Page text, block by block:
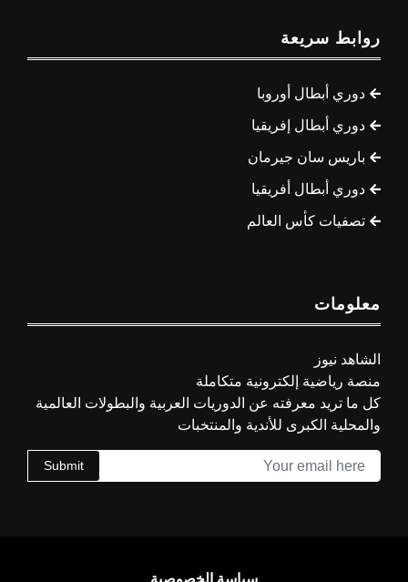
روابط سريعة
دوري أبطال أوروبا
دوري أبطال إفريقيا
باريس سان جيرمان
دوري أبطال أفريقيا
تصفيات كأس العالم
معلومات
الشاهد نيوز
منصة رياضية إلكترونية متكاملة
كل ما تريد معرفته عن الدوريات العربية والبطولات العالمية
والمحلية الكبرى للأندية والمنتخبات
Submit